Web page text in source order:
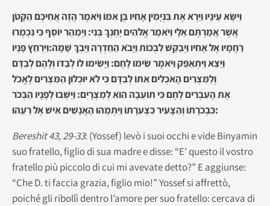
וַיִּשָּׂא עֵינָיו וַיַּרְא אֶת בִּנְיָמִין אָחִיו בֶּן אִמּוֹ וַיֹּאמֶר הֲזֶה אֲחִיכֶם הַקָּטֹן
אֲשֶׁר אֲמַרְתֶּם אֵלָי וַיֹּאמַר אֱלֹהִים יָחְנְךָ בְּנִי: וַיְמַהֵר יוֹסֵף כִּי נִכְמְרוּ
רַחֲמָיו אֶל אָחִיו וַיְבַקֵּשׁ לִבְכּוֹת וַיָּבֹא הַחַדְרָה וַיֵּבְךְּ שָׁמָּה:וַיִּרְחַץ פָּנָיו
וַיֵּצֵא וַיִּתְאַפַּק וַיֹּאמֶר שִׂימוּ לָחֶם: וַיָּשִׂימוּ לוֹ לְבַדּוֹ וְלָהֶם לְבַדָּם
וְלַמִּצְרִים הָאֹכְלִים אִתּוֹ לְבַדָּם כִּי לֹא יוּכְלוּן הַמִּצְרִים לֶאֱכֹל
אֶת הָעִבְרִים לֶחֶם כִּי תוֹעֵבָה הִוא לְמִצְרָיִם: וַיֵּשְׁבוּ לְפָנָיו הַבְּכֹר
כִּבְכֹרָתוֹ וְהַצָּעִיר כִּצְעִרָתוֹ וַיִּתְמְהוּ הָאֲנָשִׁים אִישׁ אֶל רֵעֵהוּ:
Bereshit 43, 29-33: (Yossef) levò i suoi occhi e vide Binyamin
suo fratello, figlio di sua madre e disse: “E’ questo il vostro
fratello più piccolo di cui mi avevate detto?” E aggiunse:
“Che D. ti faccia grazia, figlio mio!” Yossef si affrettò,
poiché gli ribollì dentro l’amore per suo fratello: cercava di